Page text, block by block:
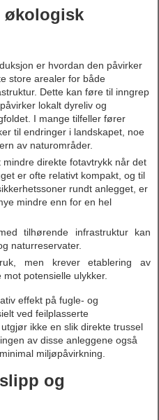
økologisk
er hvordan den påvirker
store arealer for både
Dette kan føre til inngrep
lokalt dyreliv og
I mange tilfeller fører
til endringer i landskapet, noe
av naturområder.
direkte fotavtrykk når det
er ofte relativt kompakt, og til
rundt anlegget, er
mindre enn for en hel
tilhørende infrastruktur kan
naturreservater.
men krever etablering av
potensielle ulykker.
effekt på fugle- og
ved feilplasserte
ikke en slik direkte trussel
av disse anleggene også
miljøpåvirkning.
og